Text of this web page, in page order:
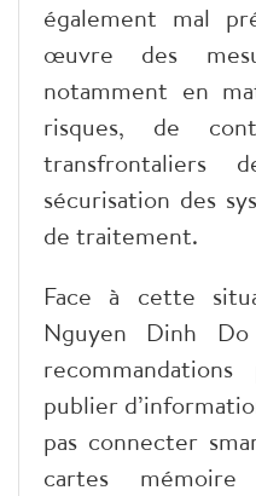
également mal
œuvre des
notamment en
risques, de
transfrontaliers
sécurisation des
de traitement.
Face à cette
Nguyen Dinh
publier
pas connecter
cartes